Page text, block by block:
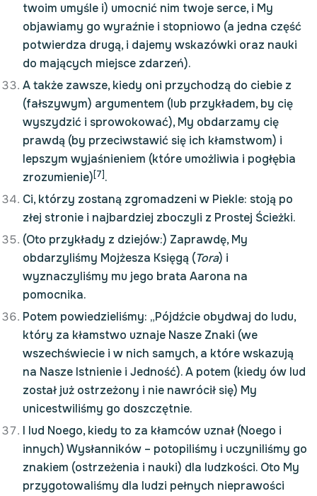
twoim umyśle i) umocnić nim twoje serce, i My
objawiamy go wyraźnie i stopniowo (a jedna część
potwierdza drugą, i dajemy wskazówki oraz nauki
do mających miejsce zdarzeń).
A także zawsze, kiedy oni przychodzą do ciebie z
(fałszywym) argumentem (lub przykładem, by cię
wyszydzić i sprowokować), My obdarzamy cię
prawdą (by przeciwstawić się ich kłamstwom) i
lepszym wyjaśnieniem (które umożliwia i pogłębia
zrozumienie)[7].
Ci, którzy zostaną zgromadzeni w Piekle: stoją po
złej stronie i najbardziej zboczyli z Prostej Ścieżki.
(Oto przykłady z dziejów:) Zaprawdę, My
obdarzyliśmy Mojżesza Księgą (Tora) i
wyznaczyliśmy mu jego brata Aarona na
pomocnika.
Potem powiedzieliśmy: „Pójdźcie obydwaj do ludu,
który za kłamstwo uznaje Nasze Znaki (we
wszechświecie i w nich samych, a które wskazują
na Nasze Istnienie i Jedność). A potem (kiedy ów lud
został już ostrzeżony i nie nawrócił się) My
unicestwiliśmy go doszczętnie.
I lud Noego, kiedy to za kłamców uznał (Noego i
innych) Wysłanników – potopiliśmy i uczyniliśmy go
znakiem (ostrzeżenia i nauki) dla ludzkości. Oto My
przygotowaliśmy dla ludzi pełnych nieprawości